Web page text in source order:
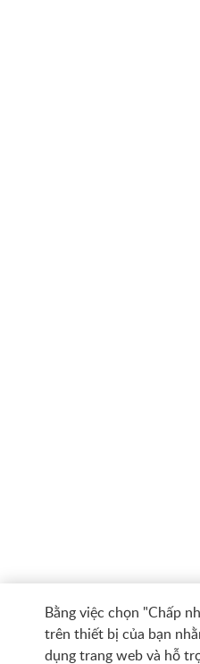
Bằng việc chọn "Chấp
trên thiết bị của bạn
dụng trang web và hỗ